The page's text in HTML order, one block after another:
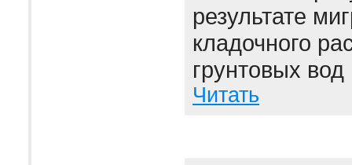
результате
кладочного
грунтовых
Читать